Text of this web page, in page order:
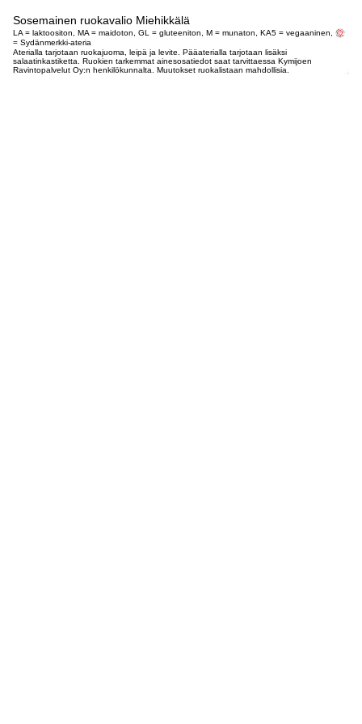
Sosemainen ruokavalio Miehikkälä
LA = laktoositon, MA = maidoton, GL = gluteeniton, M = munaton, KA5 = vegaaninen,
= Sydänmerkki-ateria
Aterialla tarjotaan ruokajuoma, leipä ja levite. Pääaterialla tarjotaan lisäksi
salaatinkastiketta. Ruokien tarkemmat ainesosatiedot saat tarvittaessa Kymijoen
Ravintopalvelut Oy:n henkilökunnalta. Muutokset ruokalistaan mahdollisia.